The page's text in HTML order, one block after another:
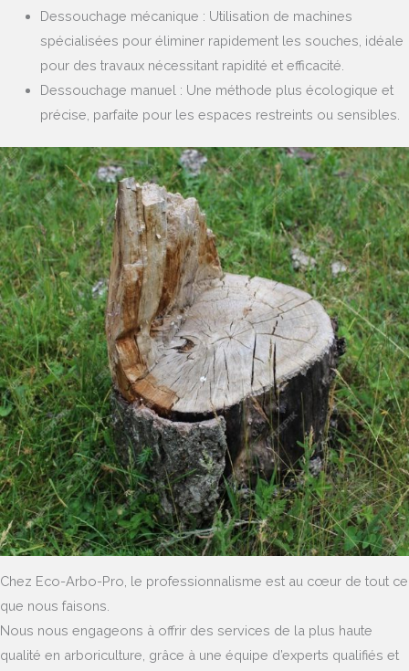
Dessouchage mécanique : Utilisation de machines
spécialisées pour éliminer rapidement les souches, idéale
pour des travaux nécessitant rapidité et efficacité.
Dessouchage manuel : Une méthode plus écologique et
précise, parfaite pour les espaces restreints ou sensibles.
Chez Eco-Arbo-Pro, le professionnalisme est au cœur de tout ce
que nous faisons.
Nous nous engageons à offrir des services de la plus haute
qualité en arboriculture, grâce à une équipe d’experts qualifiés et